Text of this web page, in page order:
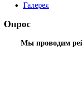
Галерея
Опрос
Мы проводим